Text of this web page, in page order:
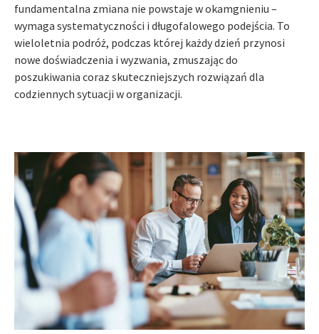
fundamentalna zmiana nie powstaje w okamgnieniu –
wymaga systematyczności i długofalowego podejścia. To
wieloletnia podróż, podczas której każdy dzień przynosi
nowe doświadczenia i wyzwania, zmuszając do
poszukiwania coraz skuteczniejszych rozwiązań dla
codziennych sytuacji w organizacji.